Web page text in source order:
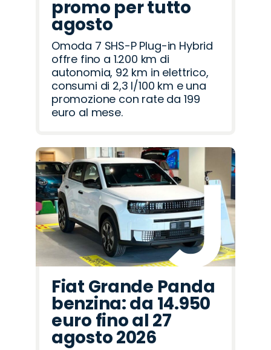
promo per tutto
agosto
Omoda 7 SHS-P Plug-in Hybrid
offre fino a 1.200 km di
autonomia, 92 km in elettrico,
consumi di 2,3 l/100 km e una
promozione con rate da 199
euro al mese.
Fiat Grande Panda
benzina: da 14.950
euro fino al 27
agosto 2026